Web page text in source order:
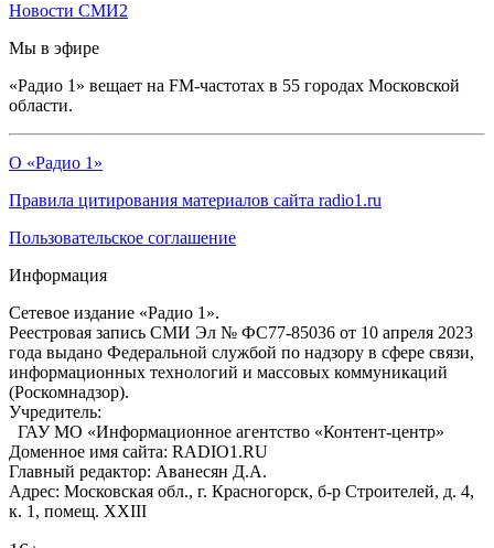
Новости СМИ2
Мы в эфире
«Радио 1» вещает на FM-частотах в 55 городах Московской
области.
О «Радио 1»
Правила цитирования материалов сайта radio1.ru
Пользовательское соглашение
Информация
Сетевое издание «Радио 1».
Реестровая запись СМИ Эл № ФС77-85036 от 10 апреля 2023
года выдано Федеральной службой по надзору в сфере связи,
информационных технологий и массовых коммуникаций
(Роскомнадзор).
Учредитель:
ГАУ МО «Информационное агентство «Контент-центр»
Доменное имя сайта: RADIO1.RU
Главный редактор: Аванесян Д.А.
Адрес: Московская обл., г. Красногорск, б-р Строителей, д. 4,
к. 1, помещ. XXIII